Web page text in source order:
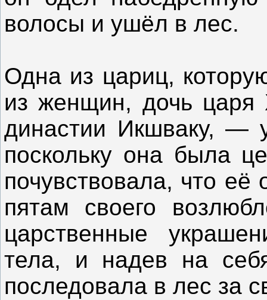
волосы и ушёл в лес.
Одна из цариц,
из женщин, дочь
династии Икшваку, —
поскольку она была
почувствовала, что
пятам своего
царственные
тела, и надев на
последовала в лес за